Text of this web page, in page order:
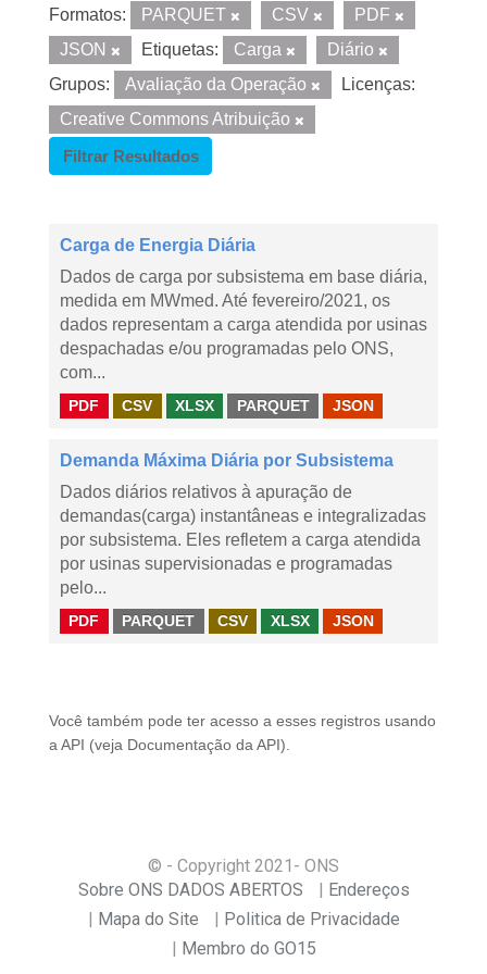
Formatos: PARQUET CSV
PDF
JSON
Etiquetas: Carga
Diário
Grupos:
Avaliação da Operação
Licenças:
Creative Commons Atribuição
Filtrar Resultados
Carga de Energia Diária
Dados de carga por subsistema em base diária,
medida em MWmed. Até fevereiro/2021, os
dados representam a carga atendida por usinas
despachadas e/ou programadas pelo ONS,
com...
PDF CSV XLSX PARQUET JSON
Demanda Máxima Diária por Subsistema
Dados diários relativos à apuração de
demandas(carga) instantâneas e integralizadas
por subsistema. Eles refletem a carga atendida
por usinas supervisionadas e programadas
pelo...
PDF PARQUET CSV XLSX JSON
Você também pode ter acesso a esses registros usando
a API (veja Documentação da API ).
© - Copyright 2021 - ONS
Sobre ONS DADOS ABERTOS
Endereços
Mapa do Site
Politica de Privacidade
Membro do GO15